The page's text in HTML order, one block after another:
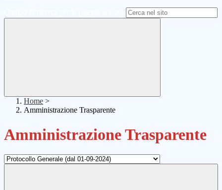
Home >
Amministrazione Trasparente
Amministrazione Trasparente